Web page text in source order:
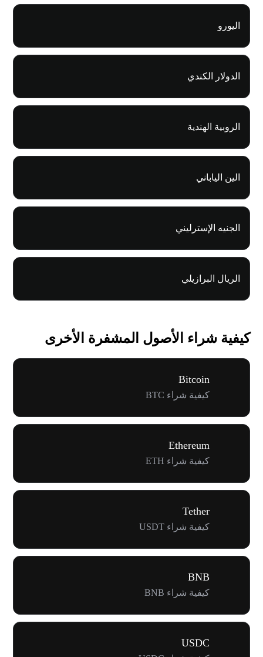
اليورو
الدولار الكندي
الروبية الهندية
الين الياباني
الجنيه الإسترليني
الريال البرازيلي
كيفية شراء الأصول المشفرة الأخرى
Bitcoin
كيفية شراء BTC
Ethereum
كيفية شراء ETH
Tether
كيفية شراء USDT
BNB
كيفية شراء BNB
USDC